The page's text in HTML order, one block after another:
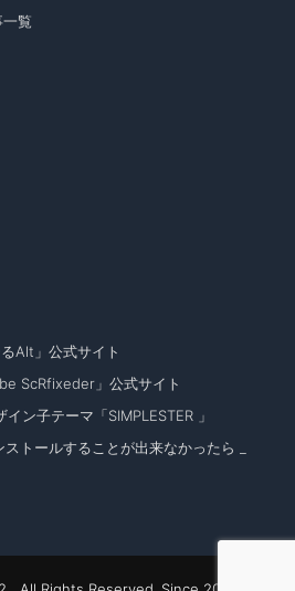
覧
Alt」公式サイト
ScRfixeder」公式サイト
ン子テーマ「SIMPLESTER 」
トールすることが出来なかったら _